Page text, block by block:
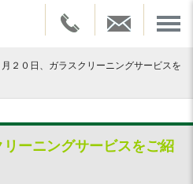
月２０日、ガラスクリーニングサービスを
ーニングサービスをご紹